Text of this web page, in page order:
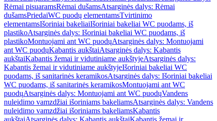
Rėmai pisuaramsRėmai dušamsAtsarginės dalys: Rėmai
dušamsPriedaiWC puodų elementamsTvirtinimo
elementamsIšoriniai bakeliaiIšoriniai bakeliai WC puodams, iš
plastikoAtsarginės dalys: Išoriniai bakeliai WC puodams, iš
plastikoMontuojami ant WC puodųAtsarginės dalys: Montuojami
ant WC puodųKabantis aukštaiAtsarginės dalys: Kabantis
aukštaiKabantis žemai ir vidutiniame aukštyjeAtsarginės dalys:
Kabantis žemai ir vidutiniame aukštyjeIšoriniai bakeliai WC
puodams, iš sanitarinės keramikosAtsarginės dalys: Išoriniai bakeliai
WC puodams, iš sanitarinės keramikosMontuojami ant WC
puodųAtsarginės dalys: Montuojami ant WC puodųVandens
nuleidimo vamzdžiai išoriniams bakeliamsAtsarginės dalys: Vandens
nuleidimo vamzdžiai išoriniams bakeliamsKabantis
aukštaiAtsarginės dalys: Kabantis aukštaiKabantis žemai ir